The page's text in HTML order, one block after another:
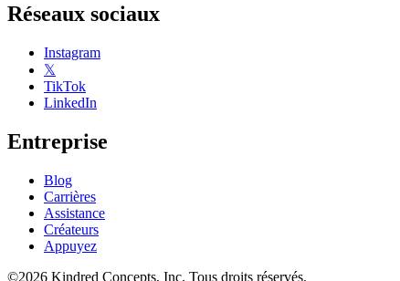
Réseaux sociaux
Instagram
𝕏
TikTok
LinkedIn
Entreprise
Blog
Carrières
Assistance
Créateurs
Appuyez
©2026 Kindred Concepts, Inc. Tous droits réservés.